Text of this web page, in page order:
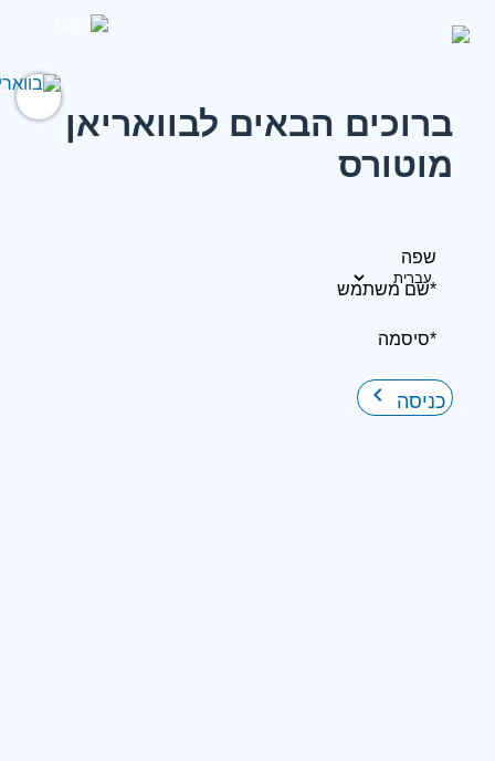
ברוכים הבאים לבוואריאן
מוטורס
שפה
*שם משתמש
*סיסמה
כניסה keyboard_arrow_right